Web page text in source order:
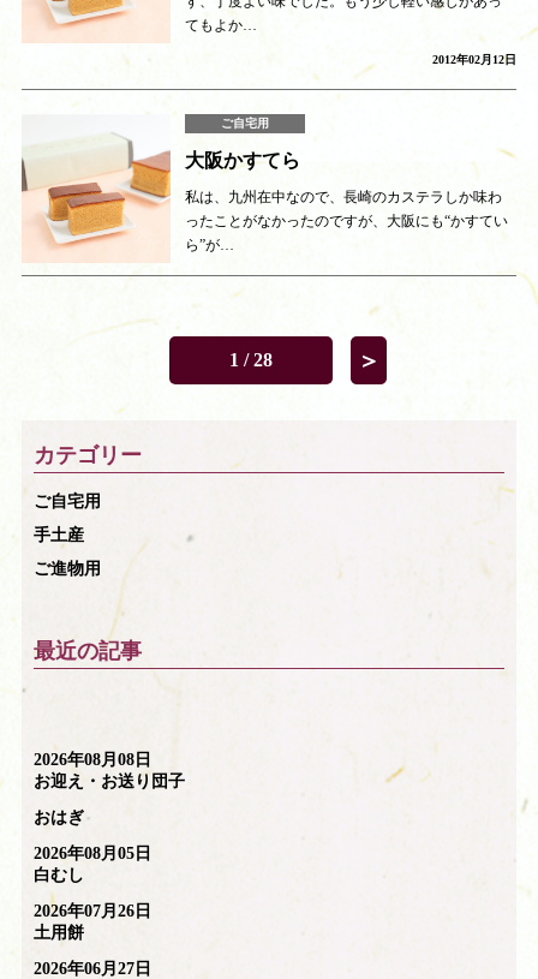
てもよか…
2012年02月12日
ご自宅用
大阪かすてら
私は、九州在中なので、長崎のカステラしか味わ
ったことがなかったのですが、大阪にも“かすてい
ら”が…
1 / 28 ＞
カテゴリー
ご自宅用
手土産
ご進物用
最近の記事
2026年08月08日
お迎え・お送り団子
おはぎ
2026年08月05日
白むし
2026年07月26日
土用餅
2026年06月27日